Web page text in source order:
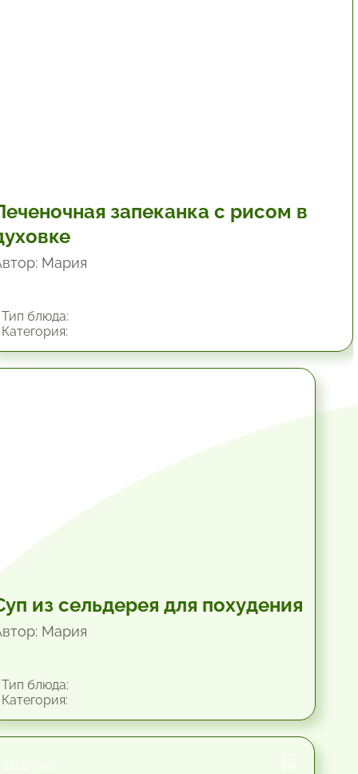
запеканка с рисом в
Мария
блюда:
из сельдерея для похудения
Мария
блюда: